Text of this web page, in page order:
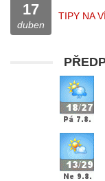
17
duben
TIPY NA